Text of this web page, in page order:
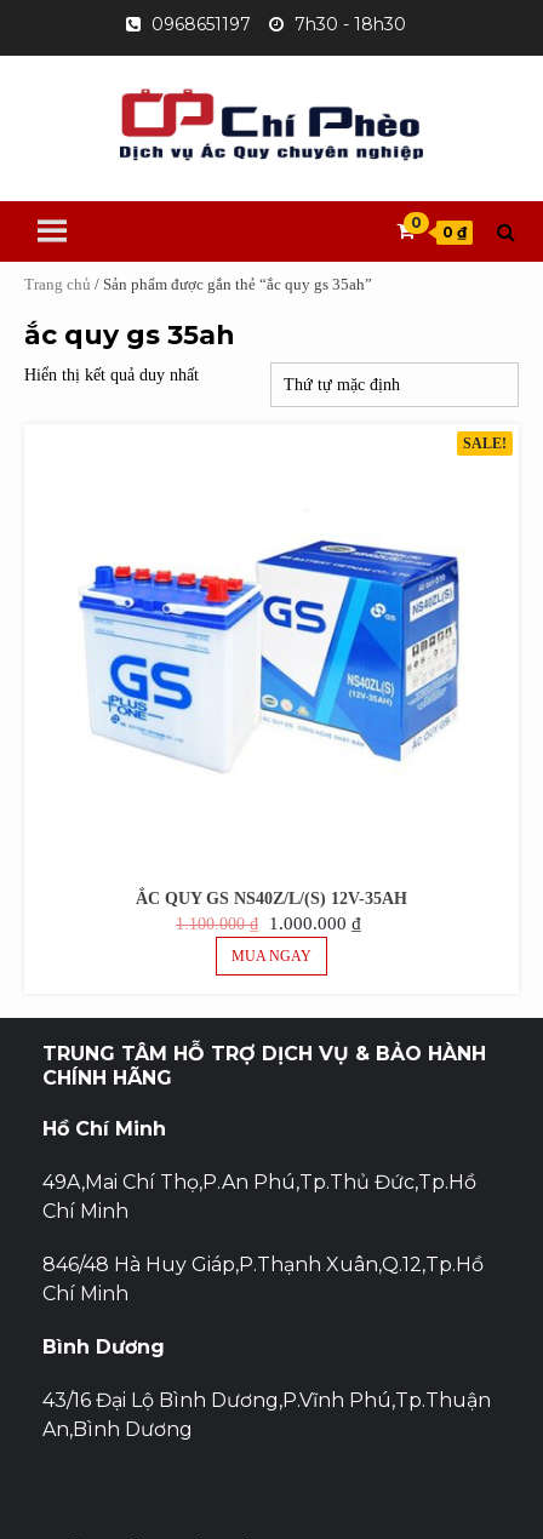
content
0968651197 7h30 - 18h30
0
0 ₫
Trang chủ / Sản phẩm được gắn thẻ “ắc quy gs 35ah”
ắc quy gs 35ah
Hiển thị kết quả duy nhất
SALE!
ẮC QUY GS NS40Z/L/(S) 12V-35AH
1.100.000₫
GIÁ
GỐC
LÀ:
1.000.000 ₫
MUA NGAY
TRUNG TÂM HỖ TRỢ DỊCH VỤ & BẢO HÀNH
CHÍNH HÃNG
Hồ Chí Minh
49A,Mai Chí Thọ,P.An Phú,Tp.Thủ Đức,Tp.Hồ
Chí Minh
846/48 Hà Huy Giáp,P.Thạnh Xuân,Q.12,Tp.Hồ
Chí Minh
Bình Dương
43/16 Đại Lộ Bình Dương,P.Vĩnh Phú,Tp.Thuận
An,Bình Dương